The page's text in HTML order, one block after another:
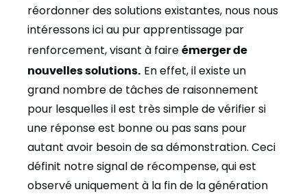
réordonner des solutions existantes, nous nous
intéressons ici au pur apprentissage par
renforcement, visant à faire émerger de
nouvelles solutions. En effet, il existe un
grand nombre de tâches de raisonnement
pour lesquelles il est très simple de vérifier si
une réponse est bonne ou pas sans pour
autant avoir besoin de sa démonstration. Ceci
définit notre signal de récompense, qui est
observé uniquement à la fin de la génération